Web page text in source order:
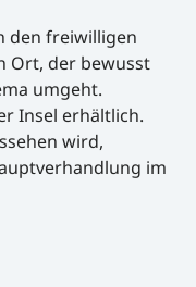
den freiwilligen
Ort, der bewusst
umgeht.
Insel erhältlich.
wird,
im